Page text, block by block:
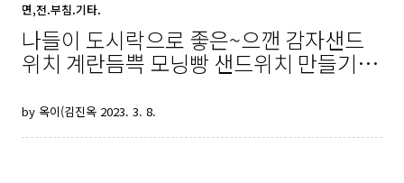
면,전.부침.기타.
나들이 도시락으로 좋은~으깬 감자샌드
위치 계란듬쁙 모닝빵 샌드위치 만들기/
by 옥이(김진옥 2023. 3. 8.